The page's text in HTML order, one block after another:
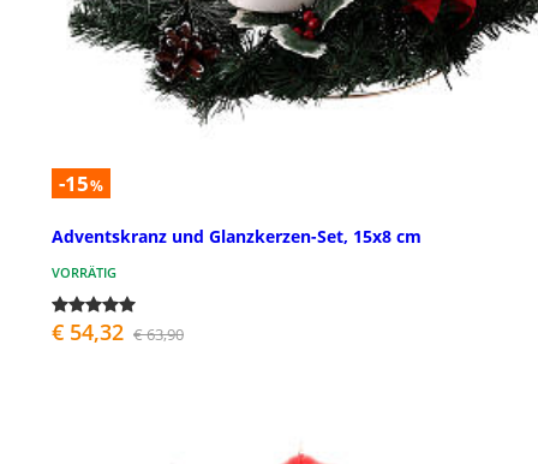
-15%
Adventskranz und Glanzkerzen-Set, 15x8 cm
VORRÄTIG
€ 54,32 € 63,90